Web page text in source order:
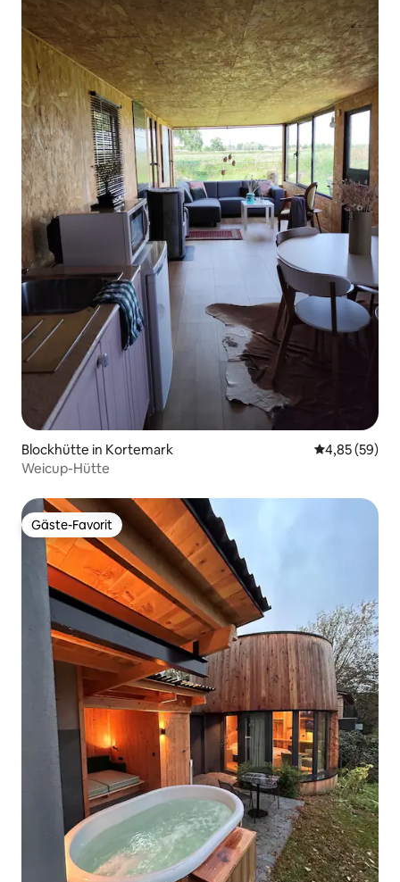
Blockhütte in Kortemark
4,85 (59)
Weicup-Hütte
Gäste-Favorit
Gäste-Favorit